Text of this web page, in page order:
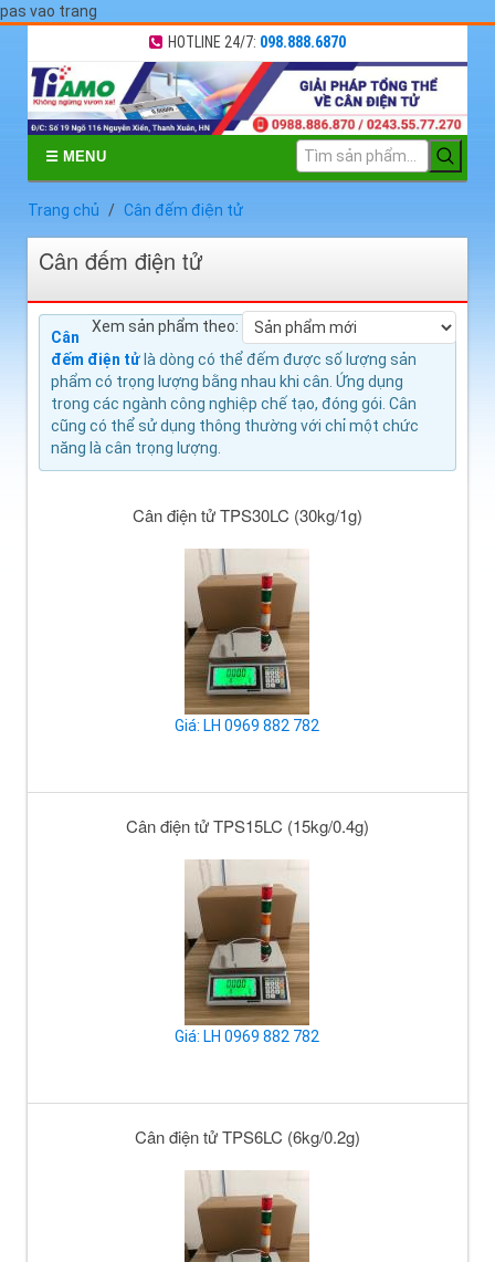
pas vao trang
HOTLINE 24/7: 098.888.6870
☰ MENU
Trang chủ Cân đếm điện tử
Cân đếm điện tử
Xem sản phẩm theo:
Cân
đếm điện tử là dòng có thể đếm được số lượng sản
phẩm có trọng lượng bằng nhau khi cân. Ứng dụng
trong các ngành công nghiệp chế tạo, đóng gói. Cân
cũng có thể sử dụng thông thường với chỉ một chức
năng là cân trọng lượng.
Cân điện tử TPS30LC (30kg/1g)
Giá: LH 0969 882 782
Cân điện tử TPS15LC (15kg/0.4g)
Giá: LH 0969 882 782
Cân điện tử TPS6LC (6kg/0.2g)